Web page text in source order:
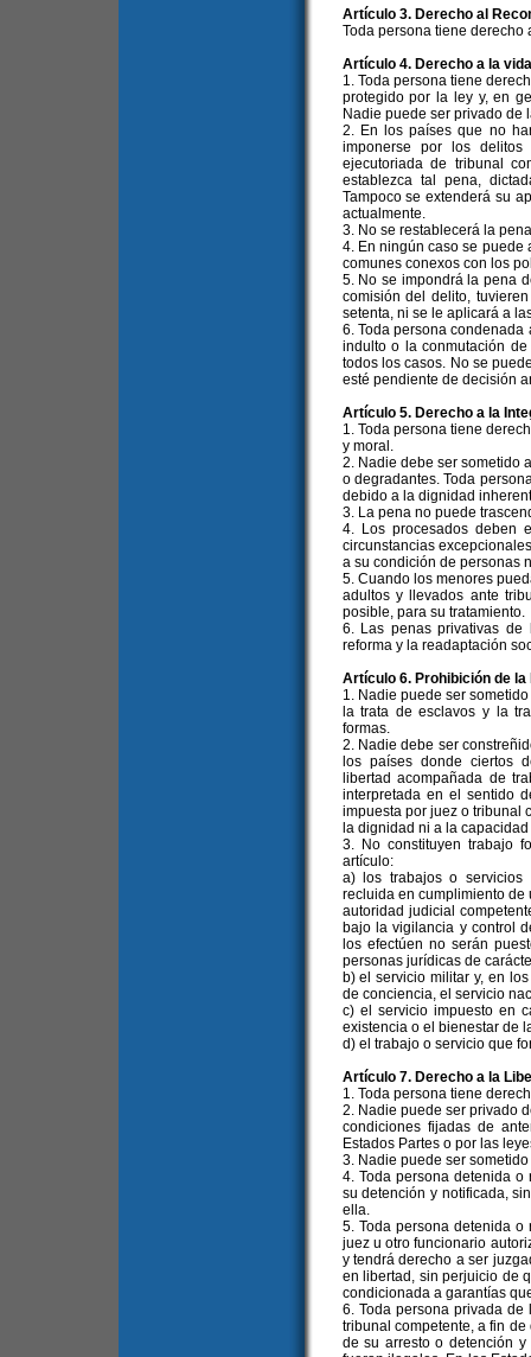
Artículo 3. Derecho al
Toda persona tiene
Artículo 4. Derecho a la vida
1. Toda persona tiene
protegido por la ley y, en
Nadie puede ser privado de
2. En los países que no
imponerse por los delitos
ejecutoriada de tribunal
establezca tal pena,
Tampoco se extenderá su
actualmente.
3. No se restablecerá la
4. En ningún caso se puede
comunes conexos con los
5. No se impondrá la pena
comisión del delito,
setenta, ni se le aplicará a
6. Toda persona
indulto o la conmutación
todos los casos. No se
esté pendiente de decisión
Artículo 5. Derecho a la
1. Toda persona tiene
y moral.
2. Nadie debe ser sometido
o degradantes. Toda
debido a la dignidad
3. La pena no puede
4. Los procesados deben
circunstancias
a su condición de personas
5. Cuando los menores
adultos y llevados ante
posible, para su tratamiento.
6. Las penas privativas de
reforma y la readaptación
Artículo 6. Prohibición de
1. Nadie puede ser
la trata de esclavos y la
formas.
2. Nadie debe ser
los países donde ciertos
libertad acompañada de
interpretada en el sentido
impuesta por juez o tribunal
la dignidad ni a la
3. No constituyen trabajo
artículo:
a) los trabajos o servicios
recluida en cumplimiento de
autoridad judicial
bajo la vigilancia y control
los efectúen no serán
personas jurídicas de
b) el servicio militar y, en
de conciencia, el servicio
c) el servicio impuesto en
existencia o el bienestar de
d) el trabajo o servicio que
Artículo 7. Derecho a la
1. Toda persona tiene
2. Nadie puede ser privado
condiciones fijadas de
Estados Partes o por las
3. Nadie puede ser
4. Toda persona detenida
su detención y notificada,
ella.
5. Toda persona detenida
juez u otro funcionario
y tendrá derecho a ser
en libertad, sin perjuicio de
condicionada a garantías
6. Toda persona privada
tribunal competente, a fin
de su arresto o detención